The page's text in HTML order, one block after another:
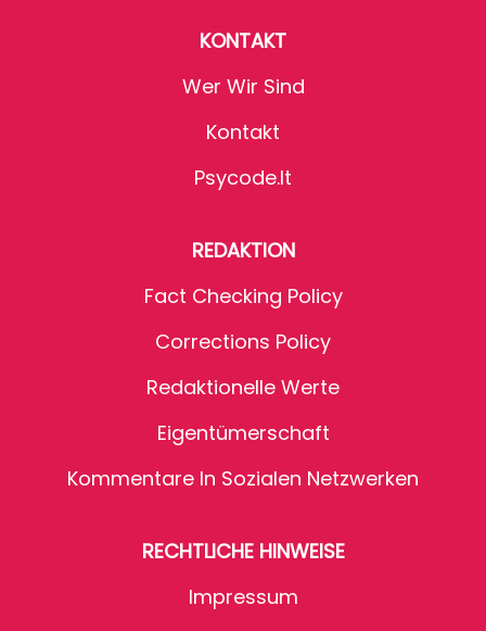
KONTAKT
Wer Wir Sind
Kontakt
Psycode.it
REDAKTION
Fact Checking Policy
Corrections Policy
Redaktionelle Werte
Eigentümerschaft
Kommentare In Sozialen Netzwerken
RECHTLICHE HINWEISE
Impressum